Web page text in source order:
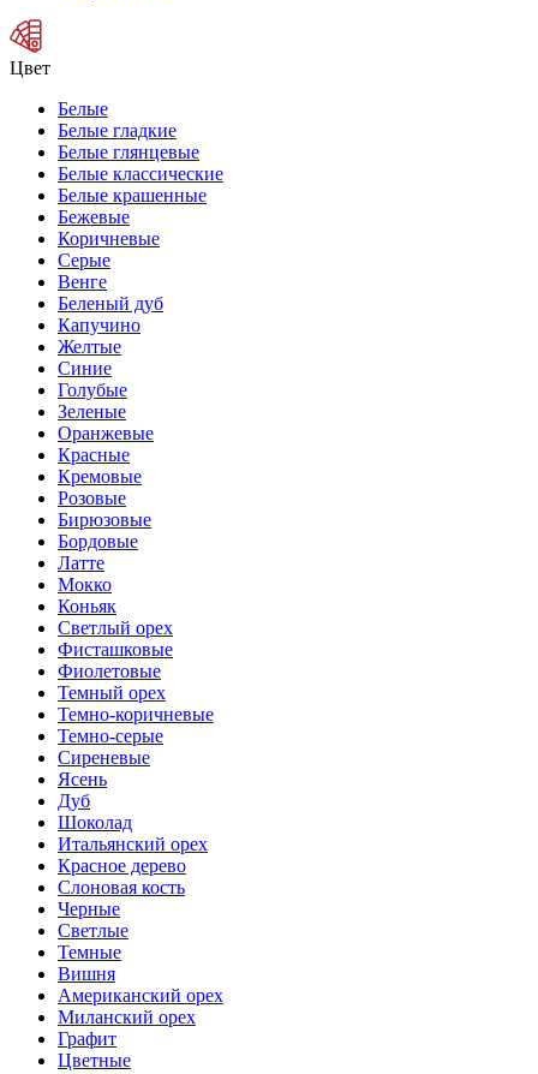
Цвет
Белые
Белые гладкие
Белые глянцевые
Белые классические
Белые крашенные
Бежевые
Коричневые
Серые
Венге
Беленый дуб
Капучино
Желтые
Синие
Голубые
Зеленые
Оранжевые
Красные
Кремовые
Розовые
Бирюзовые
Бордовые
Латте
Мокко
Коньяк
Светлый орех
Фисташковые
Фиолетовые
Темный орех
Темно-коричневые
Темно-серые
Сиреневые
Ясень
Дуб
Шоколад
Итальянский орех
Красное дерево
Слоновая кость
Черные
Светлые
Темные
Вишня
Американский орех
Миланский орех
Графит
Цветные